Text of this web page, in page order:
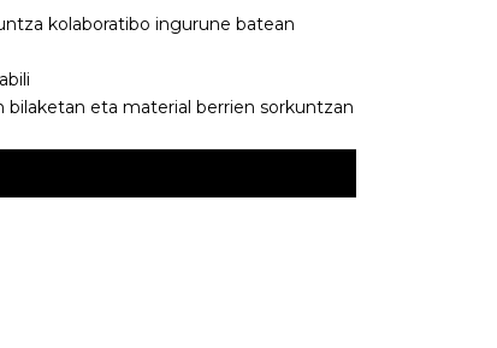
kolaboratibo ingurune batean
bilaketan eta material berrien sorkuntzan